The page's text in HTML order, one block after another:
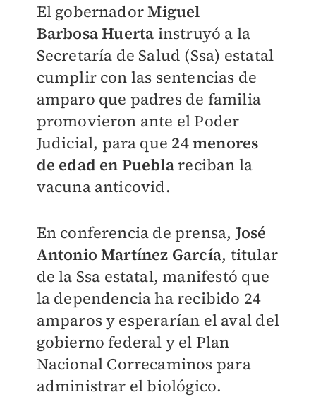
El gobernadorMiguel
Barbosa Huerta instruyó a la
Secretaría de Salud (Ssa) estatal
cumplir con las sentencias de
amparo que padres de familia
promovieron ante el Poder
Judicial, para que 24 menores
de edad en Pueblareciban la
vacuna anticovid.
En conferencia de prensa, José
Antonio Martínez García, titular
de la Ssa estatal, manifestó que
la dependencia ha recibido 24
amparos y esperarían el aval del
gobierno federal y el Plan
Nacional Correcaminos para
administrar el biológico.